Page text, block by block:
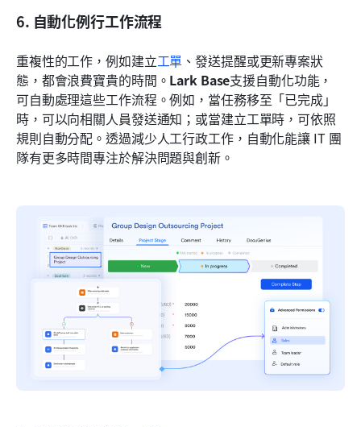
6. 自動化例行工作流程
重複性的工作，例如建立工單 、發送提醒或更新專案狀
態，都會浪費寶貴的時間。 Lark Base支援自動化功能，
可自動處理這些工作流程。例如，當任務移至「已完成」
時，可以向相關人員發送通知；或當建立工單時，可依照
規則自動分配。透過減少人工行政工作，自動化能讓 IT 團
隊有更多時間專注於解決問題與創新。